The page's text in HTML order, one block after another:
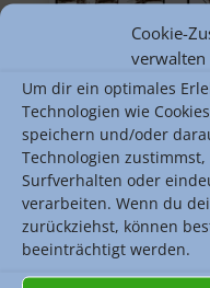
Cookie-
verwalten
Um dir ein optimales
Technologien wie
speichern und/oder
Technologien
Surfverhalten oder
verarbeiten. Wenn du
zurückziehst, können
beeinträchtigt werden.